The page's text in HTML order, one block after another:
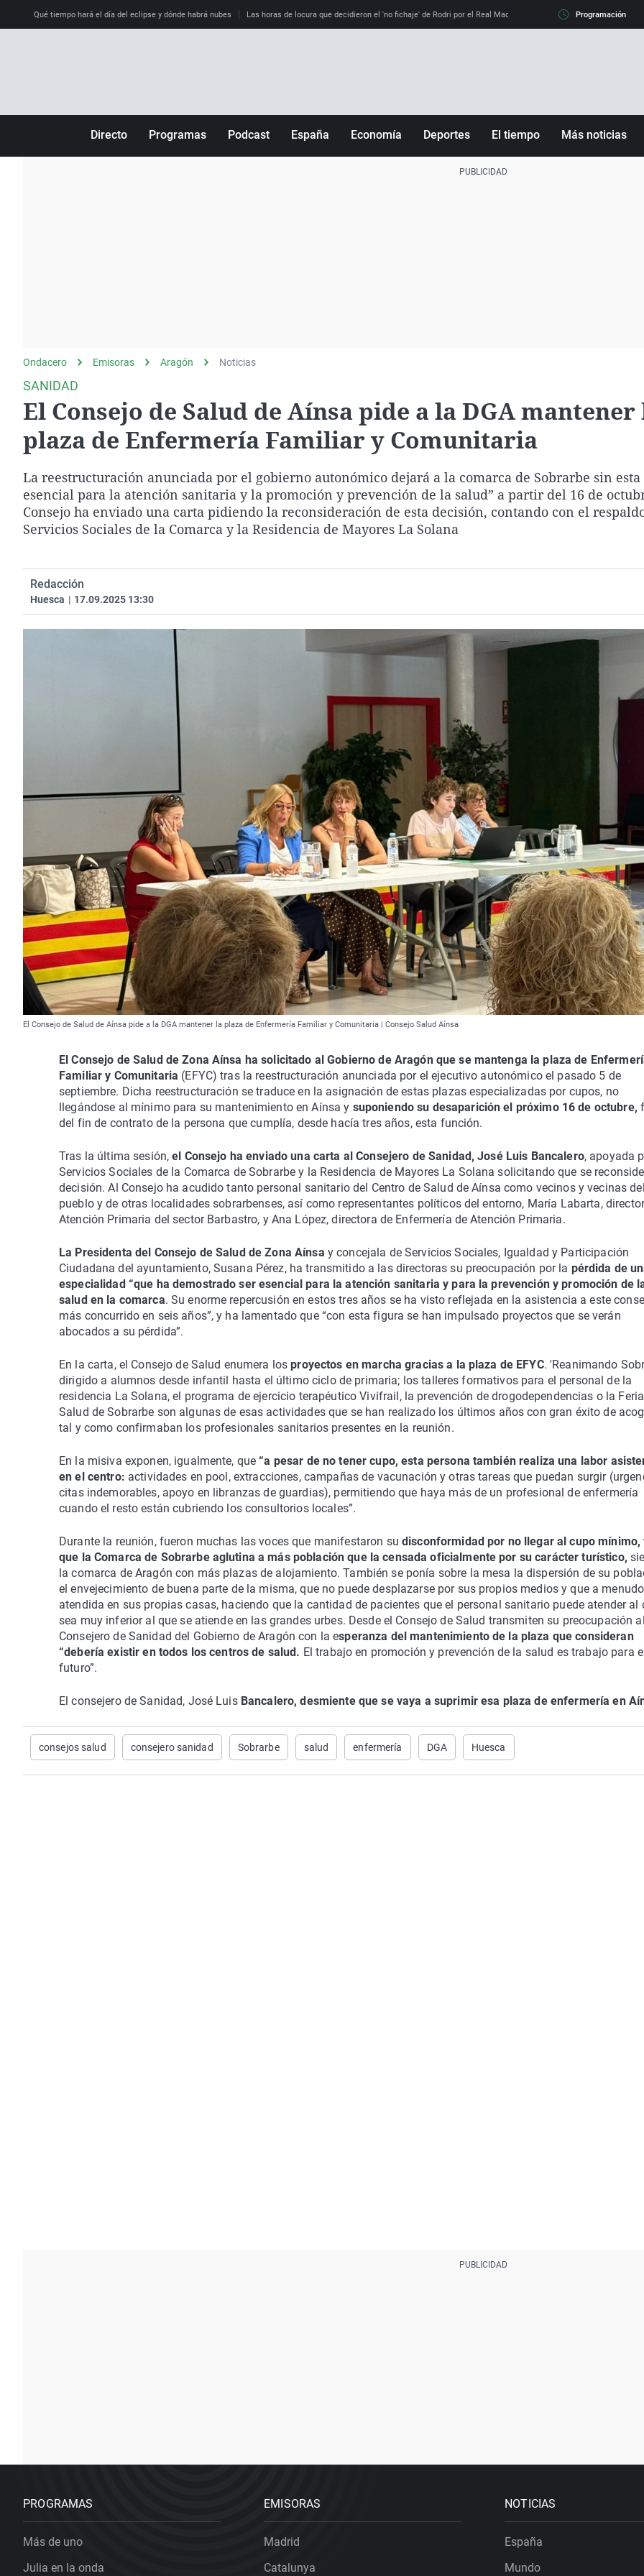
Qué tiempo hará el día del eclipse y dónde habrá nubes Las horas de locura que decidieron el 'no fichaje' de Rodri por el Real Madrid y su 'sí' al Barça La llamada
Programación
Directo Programas Podcast
Operación Viuda
Negra
España
Navarra
Economía Deportes El tiempo Más noticias
Ondacero Emisoras Aragón Noticias
SANIDAD
El Consejo de Salud de Aínsa pide a la DGA mantener
plaza de Enfermería Familiar y Comunitaria
La reestructuración anunciada por el gobierno autonómico dejará a la comarca de Sobrarbe sin
esencial para la atención sanitaria y la promoción y prevención de la salud” a partir del 16 de
Consejo ha enviado una carta pidiendo la reconsideración de esta decisión, contando con el
Servicios Sociales de la Comarca y la Residencia de Mayores La Solana
Redacción
Huesca | 17.09.2025 13:30
El Consejo de Salud de Aínsa pide a la DGA mantener la plaza de Enfermería Familiar y Comunitaria | Consejo Salud Aínsa
El Consejo de Salud de Zona Aínsa ha solicitado al Gobierno de Aragón que se mantenga la plaza de
Familiar y Comunitaria (EFYC) tras la reestructuración anunciada por el ejecutivo autonómico el pasado 5 de
septiembre. Dicha reestructuración se traduce en la asignación de estas plazas especializadas por cupos, no
llegándose al mínimo para su mantenimiento en Aínsa y suponiendo su desaparición el próximo 16 de octubre,
del fin de contrato de la persona que cumplía, desde hacía tres años, esta función.
Tras la última sesión, el Consejo ha enviado una carta al Consejero de Sanidad, José Luis Bancalero, apoyada
Servicios Sociales de la Comarca de Sobrarbe y la Residencia de Mayores La Solana solicitando que se
decisión. Al Consejo ha acudido tanto personal sanitario del Centro de Salud de Aínsa como vecinos y vecinas del
pueblo y de otras localidades sobrarbenses, así como representantes políticos del entorno, María Labarta,
Atención Primaria del sector Barbastro, y Ana López, directora de Enfermería de Atención Primaria.
La Presidenta del Consejo de Salud de Zona Aínsa y concejala de Servicios Sociales, Igualdad y Participación
Ciudadana del ayuntamiento, Susana Pérez, ha transmitido a las directoras su preocupación por la pérdida de
especialidad “que ha demostrado ser esencial para la atención sanitaria y para la prevención y promoción de
salud en la comarca. Su enorme repercusión en estos tres años se ha visto reflejada en la asistencia a este
más concurrido en seis años”, y ha lamentado que “con esta figura se han impulsado proyectos que se verán
abocados a su pérdida”.
En la carta, el Consejo de Salud enumera los proyectos en marcha gracias a la plaza de EFYC. 'Reanimando
dirigido a alumnos desde infantil hasta el último ciclo de primaria; los talleres formativos para el personal de la
residencia La Solana, el programa de ejercicio terapéutico Vivifrail, la prevención de drogodependencias o la
Salud de Sobrarbe son algunas de esas actividades que se han realizado los últimos años con gran éxito de
tal y como confirmaban los profesionales sanitarios presentes en la reunión.
En la misiva exponen, igualmente, que “a pesar de no tener cupo, esta persona también realiza una labor
en el centro: actividades en pool, extracciones, campañas de vacunación y otras tareas que puedan surgir
citas indemorables, apoyo en libranzas de guardias), permitiendo que haya más de un profesional de enfermería
cuando el resto están cubriendo los consultorios locales”.
Durante la reunión, fueron muchas las voces que manifestaron su disconformidad por no llegar al cupo mínimo,
que la Comarca de Sobrarbe aglutina a más población que la censada oficialmente por su carácter turístico,
la comarca de Aragón con más plazas de alojamiento. También se ponía sobre la mesa la dispersión de su
el envejecimiento de buena parte de la misma, que no puede desplazarse por sus propios medios y que a
atendida en sus propias casas, haciendo que la cantidad de pacientes que el personal sanitario puede atender al
sea muy inferior al que se atiende en las grandes urbes. Desde el Consejo de Salud transmiten su preocupación al
Consejero de Sanidad del Gobierno de Aragón con la esperanza del mantenimiento de la plaza que consideran
“debería existir en todos los centros de salud. El trabajo en promoción y prevención de la salud es trabajo para el
futuro”.
El consejero de Sanidad, José Luis Bancalero, desmiente que se vaya a suprimir esa plaza de enfermería en
consejos salud consejero sanidad Sobrarbe salud enfermería DGA Huesca
PROGRAMAS
Más de uno
Julia en la onda
EMISORAS
Madrid
Catalunya
NOTICIAS
España
Mundo